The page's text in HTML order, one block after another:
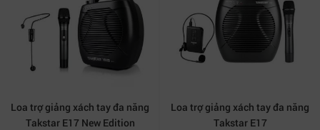
Loa trợ giảng xách tay đa năng
Takstar E17 New Edition
Loa trợ giảng xách tay đa năng
Takstar E17